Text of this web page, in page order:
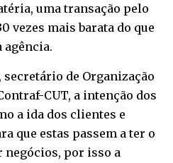
uma transação pelo
vezes mais barata do que
agência.
de Organização
CUT, a intenção dos
a ida dos clientes e
que estas passem a ter o
negócios, por isso a